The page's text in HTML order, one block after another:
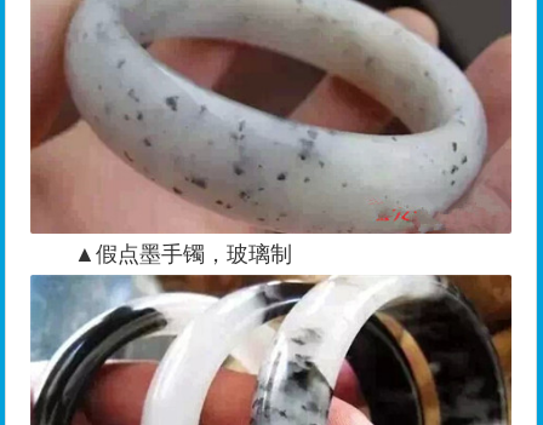
▲假点墨手镯，玻璃制